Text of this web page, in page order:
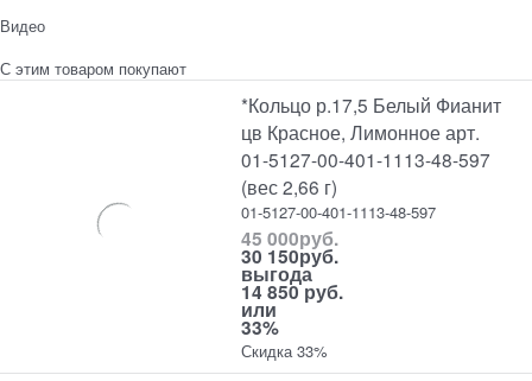
Видео
С этим товаром покупают
*Кольцо р.17,5 Белый Фианит
цв Красное, Лимонное арт.
01-5127-00-401-1113-48-597
(вес 2,66 г)
01-5127-00-401-1113-48-597
45 000руб.
30 150руб.
выгода
14 850 руб.
или
33%
Скидка 33%